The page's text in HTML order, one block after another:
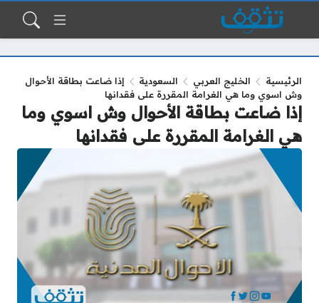
الرئيسية الخليج العربي السعودية
إذا ضاعت بطاقة الأحوال
وش اسوي وما هي الغرامة المقررة على فقدانها
إذا ضاعت بطاقة الأحوال وش اسوي وما
هي الغرامة المقررة على فقدانها